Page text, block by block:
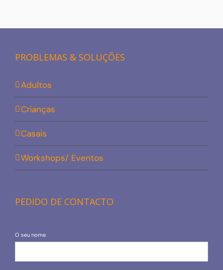
PROBLEMAS & SOLUÇÕES
Adultos
Crianças
Casais
Workshops/ Eventos
PEDIDO DE CONTACTO
O seu nome